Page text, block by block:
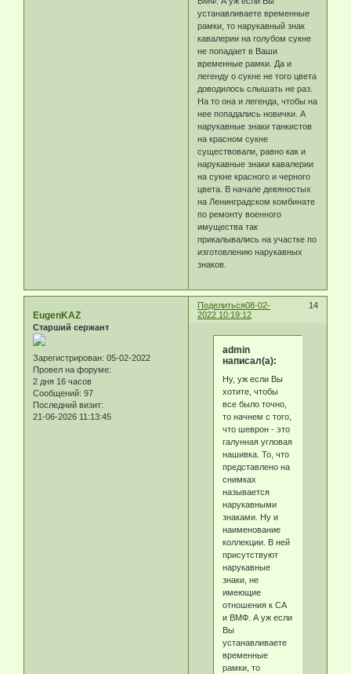
устанавливаете временные
рамки, то нарукавный знак
кавалерии на голубом сукне
не попадает в Ваши
временные рамки. Да и
легенду о сукне не того цвета
доводилось слышать не раз.
На то она и легенда, чтобы на
нее попадались новички. А
нарукавные знаки танкистов
на красном сукне
существовали, равно как и
нарукавные знаки кавалерии
на сукне красного и черного
цвета. В начале девяностых
на Ленинградском комбинате
по ремонту военного
имущества так
прикалывались на участке по
изготовлению нарукавных
знаков.
Поделиться 14
08-02-
2022 10:19:12
EugenKAZ
Старший сержант
Зарегистрирован: 05-02-2022
Провел на форуме:
2 дня 16 часов
Сообщений: 97
Последний визит:
21-06-2026 11:13:45
admin
написал(а):
Ну, уж если Вы
хотите, чтобы
все было точно,
то начнем с того,
что шеврон - это
галунная угловая
нашивка. То, что
представлено на
снимках
называется
нарукавными
знаками. Ну и
наименование
коллекции. В ней
присутствуют
нарукавные
знаки, не
имеющие
отношения к СА
и ВМФ. А уж если
Вы
устанавливаете
временные
рамки, то